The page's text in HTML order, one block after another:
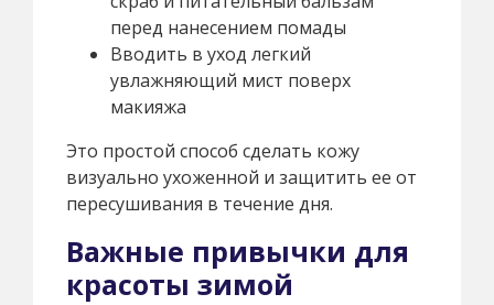
перед нанесением помады
Вводить в уход легкий
увлажняющий мист поверх
макияжа
Это простой способ сделать кожу
визуально ухоженной и защитить ее от
пересушивания в течение дня.
Важные привычки для
красоты зимой